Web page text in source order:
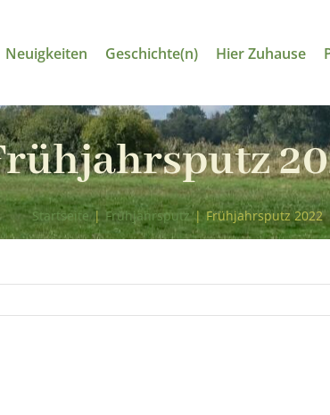
Neuigkeiten Geschichte(n) Hier Zuhause
Startseite | Frühjahrsputz | Frühjahrsputz 2022